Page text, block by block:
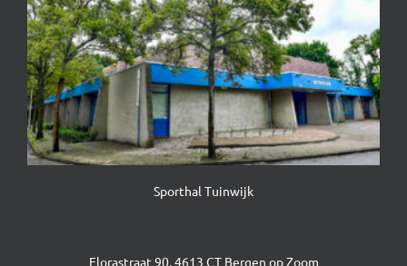
Sporthal Tuinwijk
Florastraat 90, 4613 CT Bergen op Zoom